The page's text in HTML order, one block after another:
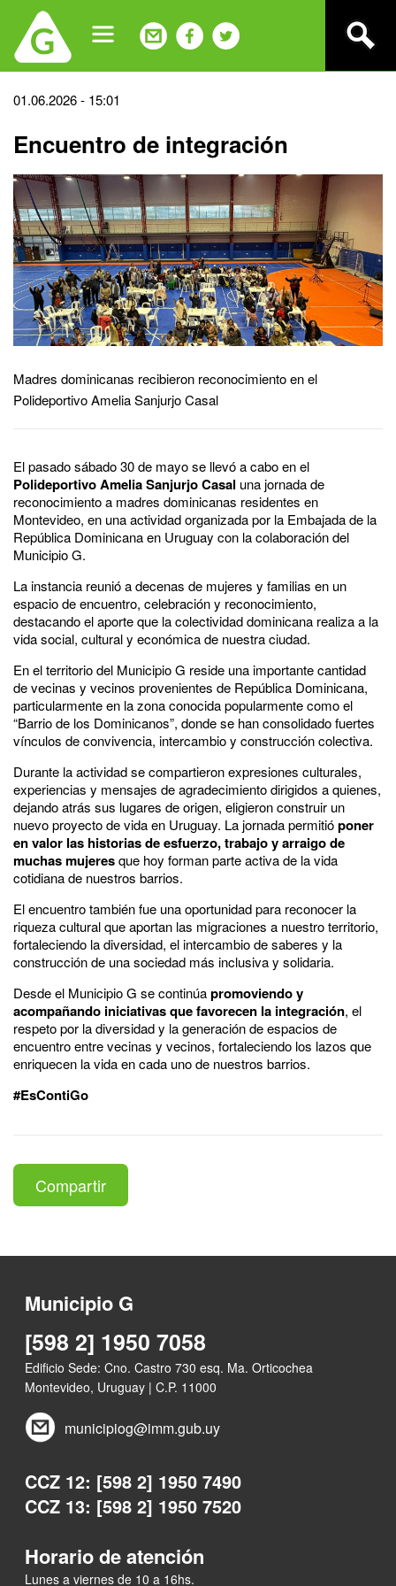
navigation
Back
top
01.06.2026 - 15:01
Encuentro de integración
Madres dominicanas recibieron reconocimiento en el
Polideportivo Amelia Sanjurjo Casal
El pasado sábado 30 de mayo se llevó a cabo en el
Polideportivo Amelia Sanjurjo Casal una jornada de
reconocimiento a madres dominicanas residentes en
Montevideo, en una actividad organizada por la Embajada de la
República Dominicana en Uruguay con la colaboración del
Municipio G.
La instancia reunió a decenas de mujeres y familias en un
espacio de encuentro, celebración y reconocimiento,
destacando el aporte que la colectividad dominicana realiza a la
vida social, cultural y económica de nuestra ciudad.
En el territorio del Municipio G reside una importante cantidad
de vecinas y vecinos provenientes de República Dominicana,
particularmente en la zona conocida popularmente como el
“Barrio de los Dominicanos”, donde se han consolidado fuertes
vínculos de convivencia, intercambio y construcción colectiva.
Durante la actividad se compartieron expresiones culturales,
experiencias y mensajes de agradecimiento dirigidos a quienes,
dejando atrás sus lugares de origen, eligieron construir un
nuevo proyecto de vida en Uruguay. La jornada permitióponer
en valor las historias de esfuerzo, trabajo y arraigo de
muchas mujeresque hoy forman parte activa de la vida
cotidiana de nuestros barrios.
El encuentro también fue una oportunidad para reconocer la
riqueza cultural que aportan las migraciones a nuestro territorio,
fortaleciendo la diversidad, el intercambio de saberes y la
construcción de una sociedad más inclusiva y solidaria.
Desde el Municipio G se continúapromoviendo y
acompañando iniciativas que favorecen la integración, el
respeto por la diversidad y la generación de espacios de
encuentro entre vecinas y vecinos, fortaleciendo los lazos que
enriquecen la vida en cada uno de nuestros barrios.
#EsContiGo
Compartir
Municipio G
[598 2] 1950 7058
Edificio Sede: Cno. Castro 730 esq. Ma. Orticochea
Montevideo, Uruguay | C.P. 11000
municipiog@imm.gub.uy
CCZ 12: [598 2] 1950 7490
CCZ 13: [598 2] 1950 7520
Horario de atención
Lunes a viernes de 10 a 16hs.